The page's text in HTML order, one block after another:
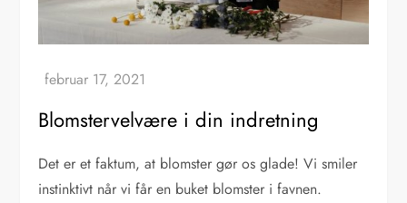
Blomstervelvære i din indretning
Det er et faktum, at blomster gør os glade! Vi smiler
instinktivt når vi får en buket blomster i favnen.